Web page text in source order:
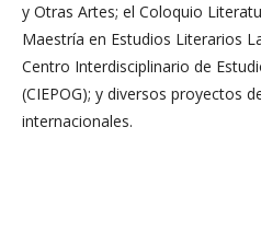
y Otras Artes; el Coloquio
Maestría en Estudios Literarios
Centro Interdisciplinario de
(CIEPOG); y diversos proyectos
internacionales.